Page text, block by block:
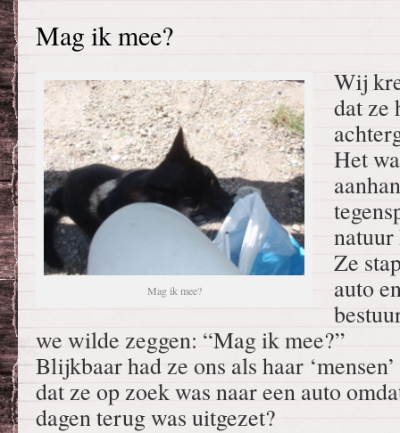
Mag ik mee?
Mag ik mee?
Wij
dat ze
Het
Ze
auto
we wilde zeggen: “Mag ik mee?”
Blijkbaar had ze ons als haar
dat ze op zoek was naar een auto
dagen terug was uitgezet?